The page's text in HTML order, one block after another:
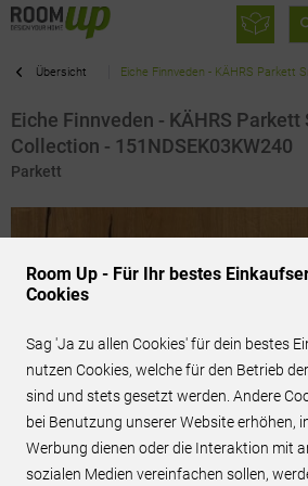
Übersicht Eiche Finnveden - KÄHRS Parkett
Eiche Finnveden - KÄHRS Parkett
Collection - 151NDSEK03KW240
Parkett
Room Up - Für Ihr bestes
Cookies
Sag 'Ja zu allen Cookies' für dein bestes
nutzen Cookies, welche für den Betrieb
sind und stets gesetzt werden. Andere
bei Benutzung unserer Website erhöhen,
Werbung dienen oder die Interaktion mit
sozialen Medien vereinfachen sollen,